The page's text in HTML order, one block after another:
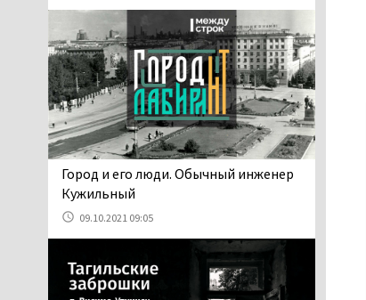
паразитов, которые искусали их
ребёнка в детской больнице
Нижнего Тагила
05.08.2026 17:59
Директора уральского
предприятия по
производству дронов
«Упырь» подорвали в автомобиле
под Екатеринбургом
причины массового мора
рыбы в Свердловской
области
​​​​​​​Город и его люди. Обычный инженер
Кужильный
09.10.2021 09:05